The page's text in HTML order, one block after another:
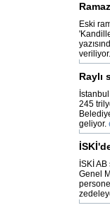
Eski
veriliyor.
Raylı
245
geliyor.
İSKİ
Genel